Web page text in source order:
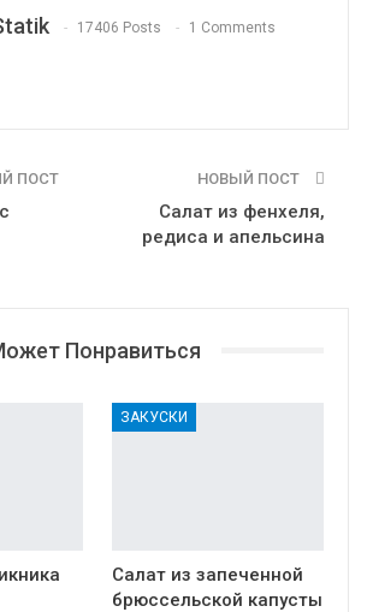
17406 Posts 1 Comments
ПОСТ НОВЫЙ ПОСТ
Салат из фенхеля,
редиса и апельсина
Понравиться
ЗАКУСКИ
Салат из запеченной
брюссельской капусты